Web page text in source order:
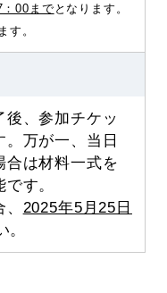
00まで となります。
す。
後、参加チケッ
。万が一、当日
合は材料一式を
す。
2025年5月25日